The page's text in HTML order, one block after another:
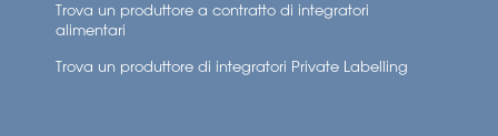
Trova un produttore a contratto di integratori
alimentari
Trova un produttore di integratori Private Labelling